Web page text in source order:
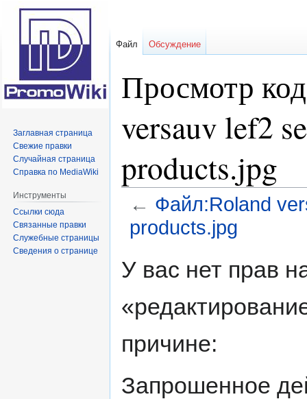
Просмотр
versauv lef2
products.jpg
← Файл:Roland
products.jpg
ккУ вас нет прав
причине:
Запрошенное
Файл Обсуждение
Заглавная страница
Свежие правки
Случайная страница
Справка по MediaWiki
Инструменты
Ссылки сюда
Связанные правки
Служебные страницы
Сведения о странице